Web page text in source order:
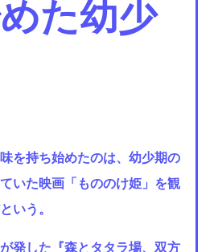
た幼少
を持ち始めたのは、幼少期の
いた映画「もののけ姫」を観
いう。
発した『森とタタラ場、双方